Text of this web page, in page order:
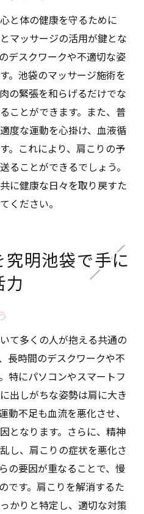
と体の健康を守るために
マッサージの活用が鍵とな
デスクワークや不適切な姿
。池袋のマッサージ施術を
の緊張を和らげるだけでな
ことができます。また、普
度な運動を心掛け、血液循
。これにより、肩こりの予
ることができるでしょう。
に健康な日々を取り戻すた
ください。
明池袋で手に
力
て多くの人が抱える共通の
長時間のデスクワークや不
特にパソコンやスマートフ
出しがちな姿勢は肩に大き
動不足も血流を悪化させ、
となります。さらに、精神
し、肩こりの症状を悪化さ
の要因が重なることで、慢
です。肩こりを解消するた
かりと特定し、適切な対策